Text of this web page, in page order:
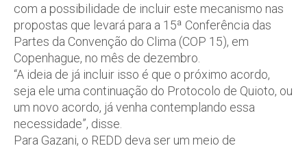
com a possibilidade de incluir este mecanismo nas
propostas que levará para a 15ª Conferência das
Partes da Convenção do Clima (COP 15), em
Copenhague, no mês de dezembro.
“A ideia de já incluir isso é que o próximo acordo,
seja ele uma continuação do Protocolo de Quioto, ou
um novo acordo, já venha contemplando essa
necessidade”, disse.
Para Gazani, o REDD deva ser um meio de